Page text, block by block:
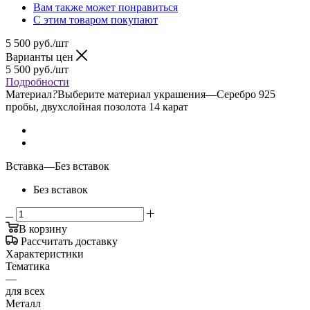
Вам также может понравиться
С этим товаром покупают
5 500 руб./шт
Варианты цен
5 500 руб./шт
Подробности
Материал?Выберите материал украшения—Серебро 925
пробы, двухслойная позолота 14 карат
Вставка—Без вставок
Без вставок
В корзину
Рассчитать доставку
Характеристики
Тематика
—
для всех
Металл